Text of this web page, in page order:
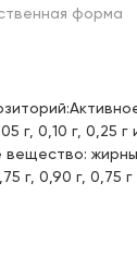
"АШАН")
В наличии: 1
"Салават
форма
г, 0,10 г, 0,25 г
вещество:
г, 0,90 г, 0,75 г